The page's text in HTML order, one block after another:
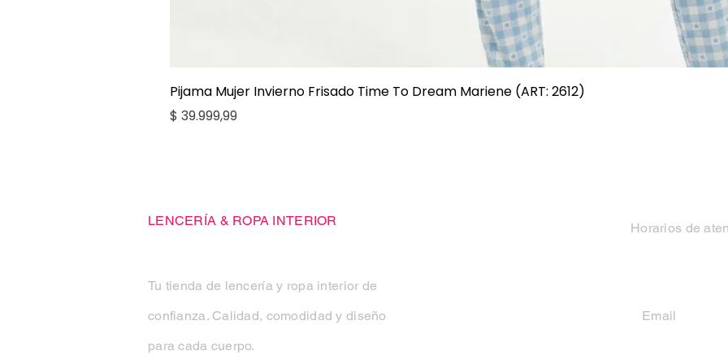
Vista rápida
Pijama Mujer Invierno Frisado Time To Dream Mariene (ART: 2612)
Precio
$ 39.999,99
LENCERÍA & ROPA INTERIOR
Tu tienda de lencería y ropa interior de
confianza. Calidad, comodidad y diseño
para cada cuerpo.
Horarios de
Email